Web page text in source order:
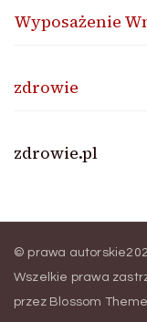
Wyposażenie
zdrowie
zdrowie.pl
© prawa
Wszelkie prawa
przez Blossom